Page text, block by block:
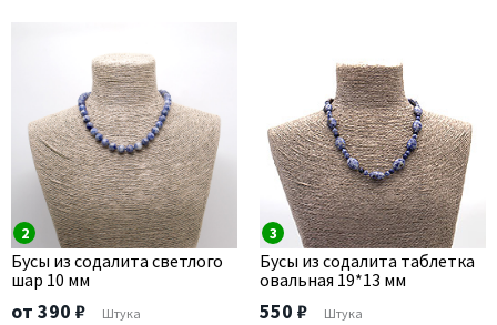
2
Бусы из содалита светлого
шар 10 мм
от 390 ₽ Штука
3
Бусы из содалита таблетка
овальная 19*13 мм
550 ₽ Штука